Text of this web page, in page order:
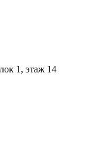
1, этаж 14